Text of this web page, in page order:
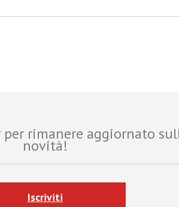
rimanere aggiornato
novità!
Iscriviti